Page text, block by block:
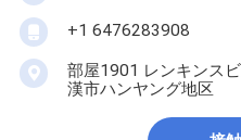
+1 6476283908
部屋1901 レンキンス
漢市ハンヤング地区